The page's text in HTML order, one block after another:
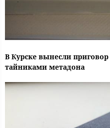
В Курске вынесли
тайниками метадона